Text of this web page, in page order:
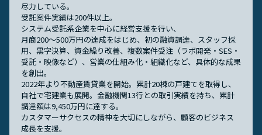
尽力している。
受託案件実績は200件以上。
システム受託系企業を中心に経営支援を行い、
月商200～500万円の達成をはじめ、初の融資調達、スタッフ採
用、黒字決算、資金繰り改善、複数案件受注（ラボ開発・SES・
受託・映像など）、営業の仕組み化・組織化など、具体的な成果
を創出。
2022年より不動産賃貸業を開始。累計20棟の戸建てを取得し、
自社で宅建業も展開。金融機関13行との取引実績を持ち、累計
調達額は9,450万円に達する。
カスタマーサクセスの精神を大切にしながら、顧客のビジネス
成長を支援。